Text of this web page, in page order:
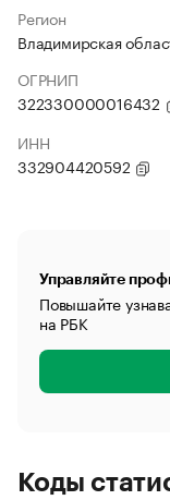
Регион
Владимирская
ОГРНИП
322330000016432
ИНН
332904420592
Управляйте
Повышайте
на РБК
Коды